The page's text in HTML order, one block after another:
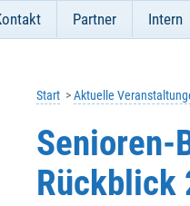
Partner Intern
Start Aktuelle
Senioren-
Rückblick